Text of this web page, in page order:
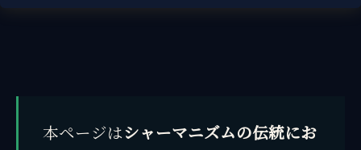
本ページはシャーマニズムの伝統にお